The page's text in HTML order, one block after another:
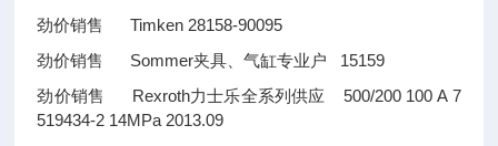
劲价销售 Timken 28158-90095
劲价销售 Sommer夹具、气缸专业户 15159
劲价销售 Rexroth力士乐全系列供应 500/200 100 A 7
519434-2 14MPa 2013.09